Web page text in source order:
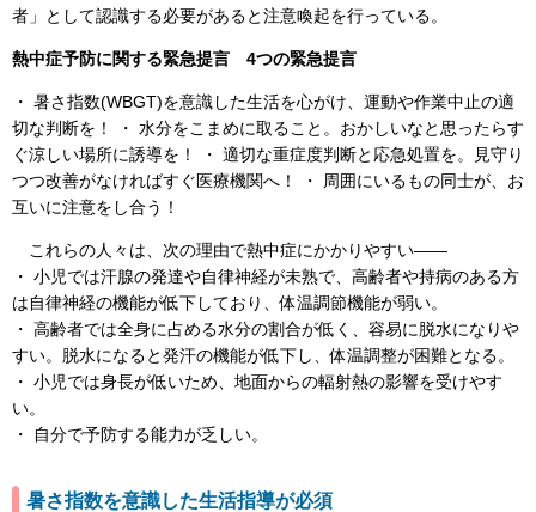
者」として認識する必要があると注意喚起を行っている。
熱中症予防に関する緊急提言 4つの緊急提言
・ 暑さ指数(WBGT)を意識した生活を心がけ、運動や作業中止の適
切な判断を！ ・ 水分をこまめに取ること。おかしいなと思ったらす
ぐ涼しい場所に誘導を！ ・ 適切な重症度判断と応急処置を。見守り
つつ改善がなければすぐ医療機関へ！ ・ 周囲にいるもの同士が、お
互いに注意をし合う！
これらの人々は、次の理由で熱中症にかかりやすい――
・ 小児では汗腺の発達や自律神経が未熟で、高齢者や持病のある方
は自律神経の機能が低下しており、体温調節機能が弱い。
・ 高齢者では全身に占める水分の割合が低く、容易に脱水になりや
すい。脱水になると発汗の機能が低下し、体温調整が困難となる。
・ 小児では身長が低いため、地面からの輻射熱の影響を受けやす
い。
・ 自分で予防する能力が乏しい。
暑さ指数を意識した生活指導が必須